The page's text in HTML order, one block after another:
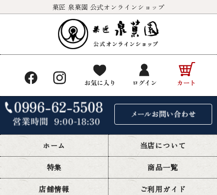
菓匠 泉菓園 公式オンラインショップ
ホーム 当店について
特集 商品一覧
店舗情報 ご利用ガイド